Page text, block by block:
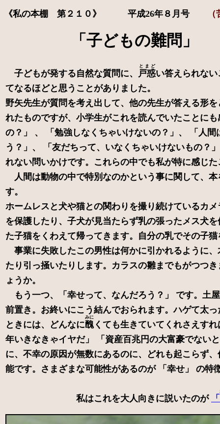
《私の本棚 第２１０》 平成26年８月号
「子どもの難問
子どもが発する自然な質問に、 戸惑
とまど
い答えられな
てなるほどと思うことがありました。
野矢先生が質問を考え出して、他の先生が答える形
れたものですが、小学生がこれを読んでいたことに
の？」 、 「勉強しなくちゃいけないの？」、 「人間は動物の中で特別なの？」、 「自分らしいってどういうことだろ
う？」、 「友だちって、いなくちゃいけないもの
れない問いかけです。これらの中でも私が特に感じ
人間は動物の中で特別なのかという事に関して、本
す。
ホームレスと犬や猫との関わりを撮り続けているカ
を保護したり、子犬が見当たらず乳の張ったメス犬
た子猫をくわえて帰ってきます。自分の乳でその子
事業に失敗したこの男性は何かに引かれるように
たり引っ掻いたりします。カラスの雛までもが
ょうか。
もう一つ、「幸せって、なんだろう？」 です。土
前置き。お終いにこう結んでおられます。ハゲて太
ときには、どんなに醜
みに
くても生きていてくれさえす
年いきなきゃイヤだ」 「資産百兆円の大富豪でない
に、不幸の原因が無数にあるのに、どれも起こらず
能です。さまざまな可能性があるのが 「幸せ」 の
私はこれを大人向きに説いたのが 「